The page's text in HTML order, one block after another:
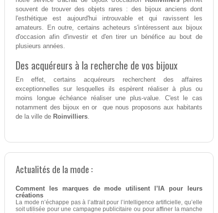
souvent de trouver des objets rares : des bijoux anciens dont
l'esthétique est aujourd'hui introuvable et qui ravissent les
amateurs. En outre, certains acheteurs s'intéressent aux bijoux
d'occasion afin d'investir et d'en tirer un bénéfice au bout de
plusieurs années.
Des acquéreurs à la recherche de vos bijoux
En effet, certains acquéreurs recherchent des affaires
exceptionnelles sur lesquelles ils espèrent réaliser à plus ou
moins longue échéance réaliser une plus-value. C'est le cas
notamment des bijoux en or que nous proposons aux habitants
de la ville de Roinvilliers.
Actualités de la mode :
Comment les marques de mode utilisent l’IA pour leurs
créations
La mode n’échappe pas à l’attrait pour l’intelligence artificielle, qu’elle
soit utilisée pour une campagne publicitaire ou pour affiner la manche